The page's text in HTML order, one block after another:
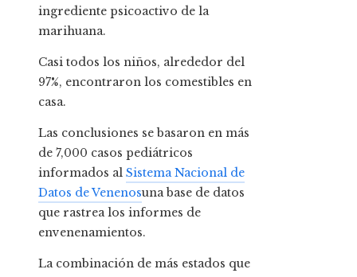
ingrediente psicoactivo de la
marihuana.
Casi todos los niños, alrededor del
97%, encontraron los comestibles en
casa.
Las conclusiones se basaron en más
de 7,000 casos pediátricos
informados al Sistema Nacional de
Datos de Venenosuna base de datos
que rastrea los informes de
envenenamientos.
La combinación de más estados que